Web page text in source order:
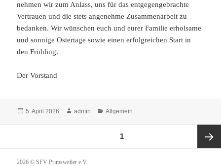
nehmen wir zum Anlass, uns für das entgegengebrachte
Vertrauen und die stets angenehme Zusammenarbeit zu
bedanken. Wir wünschen euch und eurer Familie erholsame
und sonnige Ostertage sowie einen erfolgreichen Start in
den Frühling.
Der Vorstand
Veröffentlicht
5. April 2026 Autor
admin Kategorien
Allgemein
1
2026 © SFV Primsweiler e.V.